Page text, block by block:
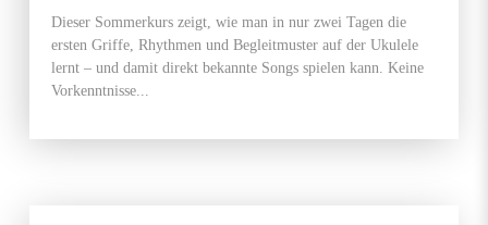
Dieser Sommerkurs zeigt, wie man in nur zwei Tagen die
ersten Griffe, Rhythmen und Begleitmuster auf der Ukulele
lernt – und damit direkt bekannte Songs spielen kann. Keine
Vorkenntnisse...